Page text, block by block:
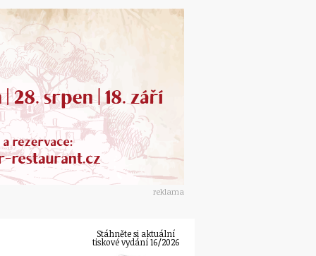
reklama
Stáhněte si aktuální
tiskové vydání 16/2026